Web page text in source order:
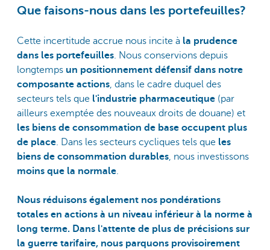
Que faisons-nous dans les portefeuilles?
Cette incertitude accrue nous incite à la prudence
dans les portefeuilles. Nous conservions depuis
longtemps un positionnement défensif dans notre
composante actions, dans le cadre duquel des
secteurs tels que l'industrie pharmaceutique (par
ailleurs exemptée des nouveaux droits de douane) et
les biens de consommation de base occupent plus
de place. Dans les secteurs cycliques tels que les
biens de consommation durables, nous investissons
moins que la normale.
Nous réduisons également nos pondérations
totales en actions à un niveau inférieur à la norme à
long terme. Dans l'attente de plus de précisions sur
la guerre tarifaire, nous parquons provisoirement